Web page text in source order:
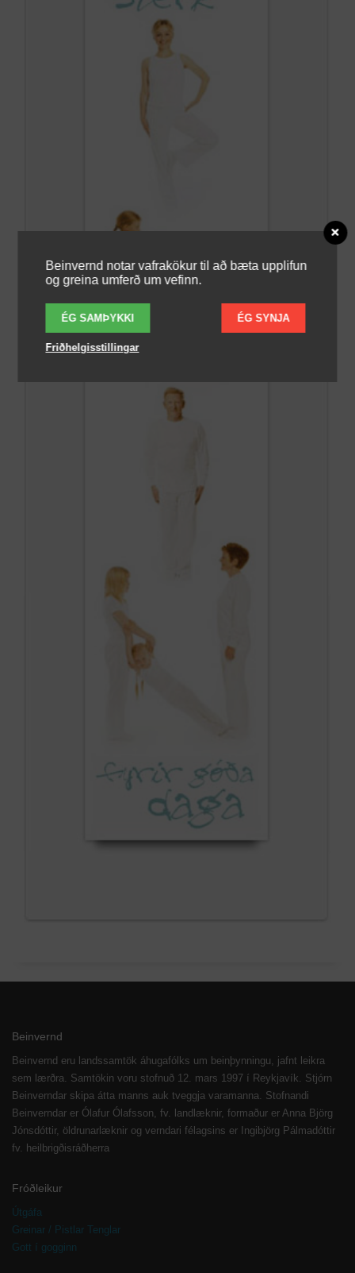
Beinvernd
Beinvernd eru landssamtök áhugafólks um beinþynningu, jafnt leikra
sem lærðra. Samtökin voru stofnuð 12. mars 1997 í Reykjavík. Stjórn
Beinverndar skipa átta manns auk tveggja varamanna. Stofnandi
Beinverndar er Ólafur Ólafsson, fv. landlæknir, formaður er Anna Björg
Jónsdóttir, öldrunarlæknir og verndari félagsins er Ingibjörg Pálmadóttir
fv. heilbrigðisráðherra
Fróðleikur
Útgáfa
Greinar / Pistlar Tenglar
Gott í gogginn
Beinvernd notar vafrakökur til að bæta upplifun
og greina umferð um vefinn.
ÉG SAMÞYKKI ÉG SYNJA
Friðhelgisstillingar